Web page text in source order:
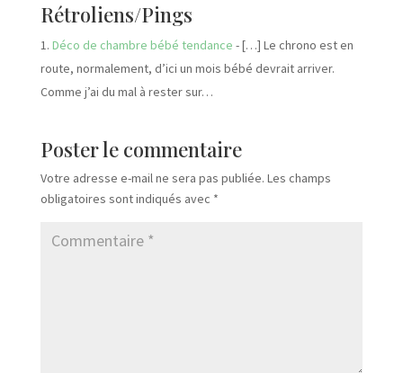
Rétroliens/Pings
Déco de chambre bébé tendance - […] Le chrono est en
route, normalement, d’ici un mois bébé devrait arriver.
Comme j’ai du mal à rester sur…
Poster le commentaire
Votre adresse e-mail ne sera pas publiée. Les champs
obligatoires sont indiqués avec *